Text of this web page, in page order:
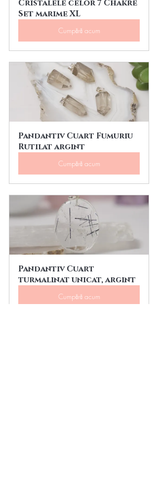
Cristalele celor 7 Chakre
Set marime XL
Cumpără acum
Pandantiv Cuart Fumuriu
Rutilat argint
Cumpără acum
Pandantiv Cuart
turmalinat unicat, argint
Cumpără acum